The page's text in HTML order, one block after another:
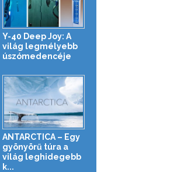
Y-40 Deep Joy: A
világ legmélyebb
úszómedencéje
ANTARCTICA – Egy
gyönyörű túra a
világ leghidegebb
k...